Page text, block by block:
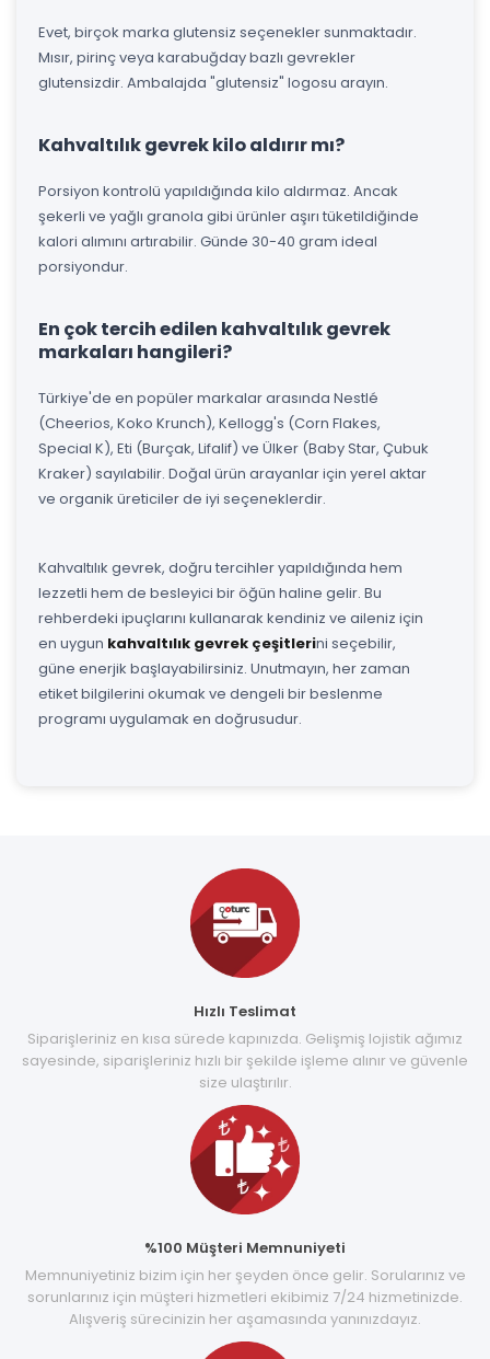
Evet, birçok marka glutensiz seçenekler sunmaktadır.
Mısır, pirinç veya karabuğday bazlı gevrekler
glutensizdir. Ambalajda "glutensiz" logosu arayın.
Kahvaltılık gevrek kilo aldırır mı?
Porsiyon kontrolü yapıldığında kilo aldırmaz. Ancak
şekerli ve yağlı granola gibi ürünler aşırı tüketildiğinde
kalori alımını artırabilir. Günde 30-40 gram ideal
porsiyondur.
En çok tercih edilen kahvaltılık gevrek
markaları hangileri?
Türkiye'de en popüler markalar arasında Nestlé
(Cheerios, Koko Krunch), Kellogg's (Corn Flakes,
Special K), Eti (Burçak, Lifalif) ve Ülker (Baby Star, Çubuk
Kraker) sayılabilir. Doğal ürün arayanlar için yerel aktar
ve organik üreticiler de iyi seçeneklerdir.
Kahvaltılık gevrek, doğru tercihler yapıldığında hem
lezzetli hem de besleyici bir öğün haline gelir. Bu
rehberdeki ipuçlarını kullanarak kendiniz ve aileniz için
en uygun kahvaltılık gevrek çeşitlerini seçebilir,
güne enerjik başlayabilirsiniz. Unutmayın, her zaman
etiket bilgilerini okumak ve dengeli bir beslenme
programı uygulamak en doğrusudur.
Hızlı Teslimat
Siparişleriniz en kısa sürede kapınızda. Gelişmiş lojistik ağımız
sayesinde, siparişleriniz hızlı bir şekilde işleme alınır ve güvenle
size ulaştırılır.
%100 Müşteri Memnuniyeti
Memnuniyetiniz bizim için her şeyden önce gelir. Sorularınız ve
sorunlarınız için müşteri hizmetleri ekibimiz 7/24 hizmetinizde.
Alışveriş sürecinizin her aşamasında yanınızdayız.